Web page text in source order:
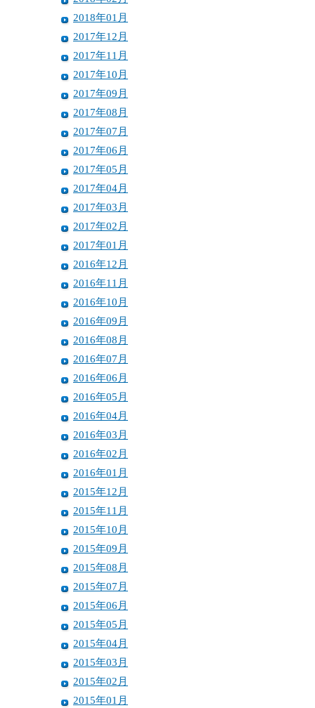
2018年01月
2017年12月
2017年11月
2017年10月
2017年09月
2017年08月
2017年07月
2017年06月
2017年05月
2017年04月
2017年03月
2017年02月
2017年01月
2016年12月
2016年11月
2016年10月
2016年09月
2016年08月
2016年07月
2016年06月
2016年05月
2016年04月
2016年03月
2016年02月
2016年01月
2015年12月
2015年11月
2015年10月
2015年09月
2015年08月
2015年07月
2015年06月
2015年05月
2015年04月
2015年03月
2015年02月
2015年01月